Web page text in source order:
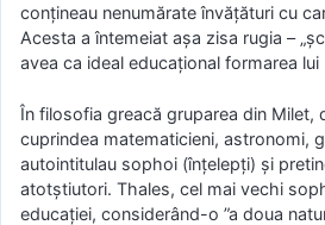
conțineau nenumărate învățături cu
Acesta a întemeiat așa zisa rugia –
avea ca ideal educațional formarea
În filosofia greacă gruparea din Milet,
cuprindea matematicieni, astronomi,
autointitulau sophoi (înțelepți) și
atotștiutori. Thales, cel mai vechi
educației, considerând-o ”a doua